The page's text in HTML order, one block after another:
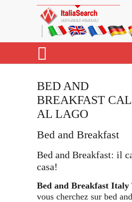
BED AND
BREAKFAST
AL LAGO
Bed and Breakfast
Bed and Breakfast: il
casa!
Bed and Breakfast Italy
vous cherchez sur bed